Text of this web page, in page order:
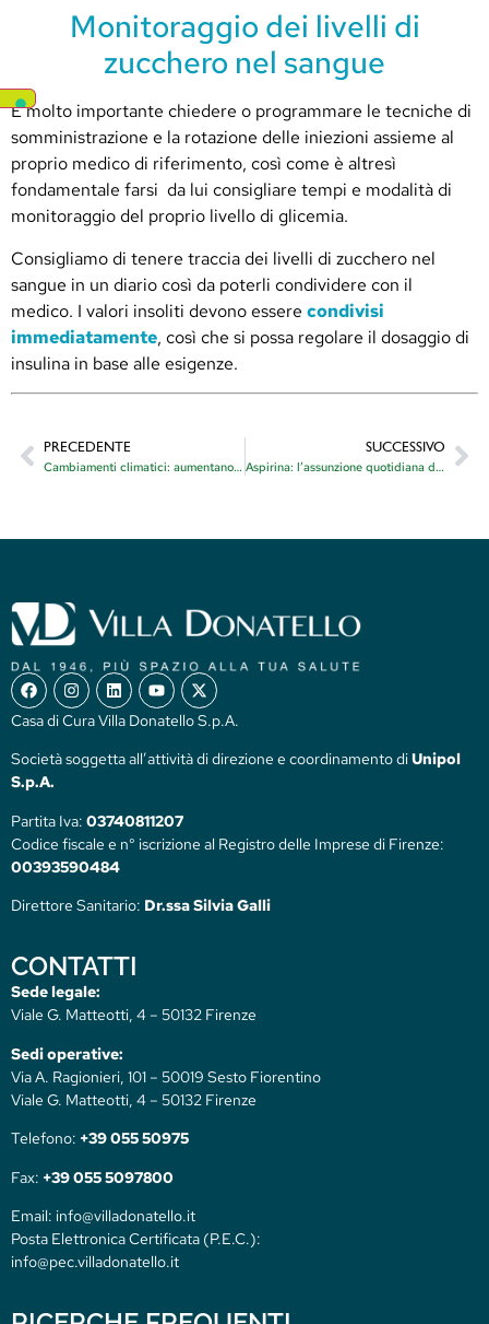
Monitoraggio dei livelli di
zucchero nel sangue
È molto importante chiedere o programmare le tecniche di
somministrazione e la rotazione delle iniezioni assieme al
proprio medico di riferimento, così come è altresì
fondamentale farsi da lui consigliare tempi e modalità di
monitoraggio del proprio livello di glicemia.
Consigliamo di tenere traccia dei livelli di zucchero nel
sangue in un diario così da poterli condividere con il
medico. I valori insoliti devono essere condivisi
immediatamente, così che si possa regolare il dosaggio di
insulina in base alle esigenze.
PRECEDENTE
Cambiamenti climatici: aumentano i rischi per la salute
SUCCESSIVO
Aspirina: l’assunzione quotidiana diminuisce il rischio di morte per cancro?
Casa di Cura Villa Donatello S.p.A.
Società soggetta all’attività di direzione e coordinamento diUnipol
S.p.A.
Partita Iva: 03740811207
Codice fiscale e n° iscrizione al Registro delle Imprese di Firenze:
00393590484
Direttore Sanitario: Dr.ssa Silvia Galli
CONTATTI
Sede legale:
Viale G. Matteotti, 4 – 50132 Firenze
Sedi operative:
Via A. Ragionieri, 101 – 50019 Sesto Fiorentino
Viale G. Matteotti, 4 – 50132 Firenze
Telefono: +39 055 50975
Fax: +39 055 5097800
Email: info@villadonatello.it
Posta Elettronica Certificata (P.E.C.):
info@pec.villadonatello.it